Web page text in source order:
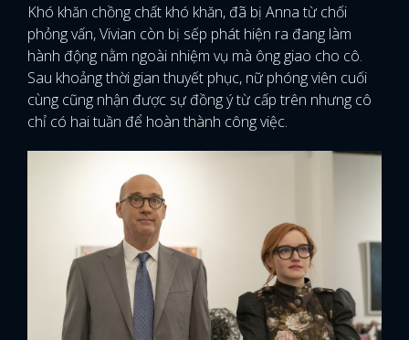
Khó khăn chồng chất khó khăn, đã bị Anna từ chối
phỏng vấn, Vivian còn bị sếp phát hiện ra đang làm
hành động nằm ngoài nhiệm vụ mà ông giao cho cô.
Sau khoảng thời gian thuyết phục, nữ phóng viên cuối
cùng cũng nhận được sự đồng ý từ cấp trên nhưng cô
chỉ có hai tuần để hoàn thành công việc.